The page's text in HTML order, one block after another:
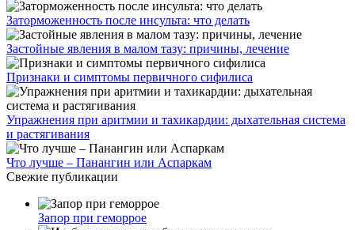
Заторможенность после инсульта: что делать
Застойные явления в малом тазу: причины, лечение
Признаки и симптомы первичного сифилиса
Упражнения при аритмии и тахикардии: дыхательная система
и растягивания
Что лучше – Панангин или Аспаркам
Свежие публикации
Запор при геморрое